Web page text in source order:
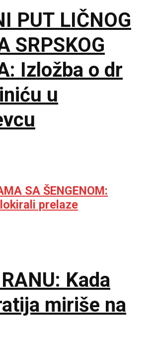
PUT LIČNOG
SRPSKOG
Izložba o dr
u
SA ŠENGENOM:
prelaze
Kada
miriše na